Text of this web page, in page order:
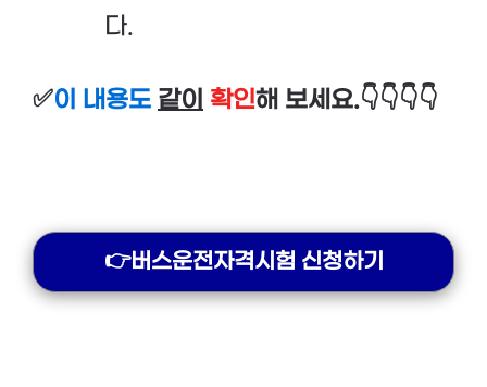
다.
✅이 내용도 같이 확인해 보세요.👇👇👇👇
👉버스운전자격시험 신청하기